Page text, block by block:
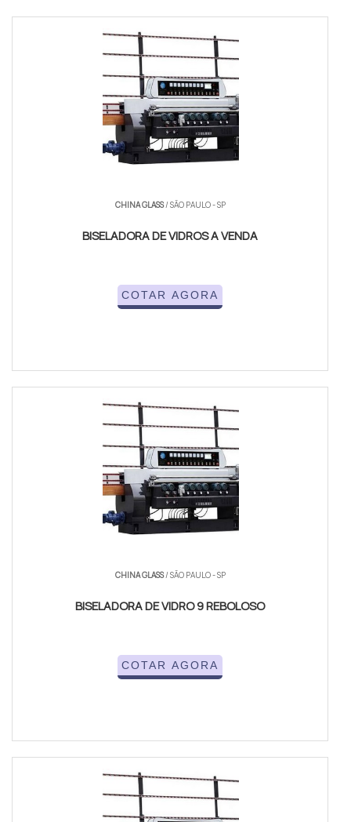
CHINA GLASS/ SÃO PAULO - SP
BISELADORA DE VIDROS A VENDA
COTAR AGORA
CHINA GLASS/ SÃO PAULO - SP
BISELADORA DE VIDRO 9 REBOLOSO
COTAR AGORA